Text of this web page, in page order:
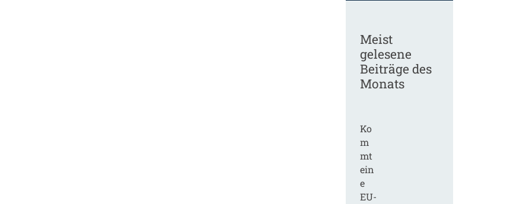
Meist
gelesene
Beiträge des
Monats
Ko
m
mt
ein
e
EU-